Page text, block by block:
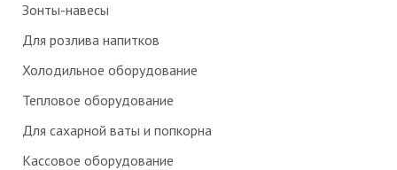
Зонты-навесы
Для розлива напитков
Холодильное оборудование
Тепловое оборудование
Для сахарной ваты и попкорна
Кассовое оборудование